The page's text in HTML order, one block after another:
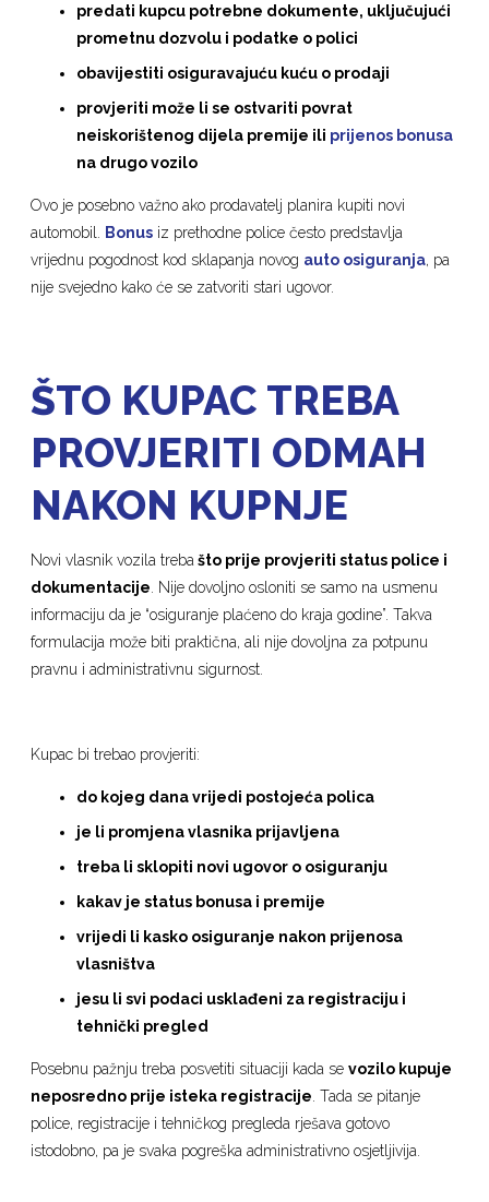
predati kupcu potrebne dokumente, uključujući
prometnu dozvolu i podatke o polici
obavijestiti osiguravajuću kuću o prodaji
provjeriti može li se ostvariti povrat
neiskorištenog dijela premije ili prijenos bonusa
na drugo vozilo
Ovo je posebno važno ako prodavatelj planira kupiti novi
automobil.
Bonus iz prethodne police često predstavlja
vrijednu pogodnost kod sklapanja novog auto osiguranja, pa
nije svejedno kako će se zatvoriti stari ugovor.
ŠTO KUPAC TREBA
PROVJERITI ODMAH
NAKON KUPNJE
Novi vlasnik vozila treba što prije provjeriti status police i
dokumentacije . Nije dovoljno osloniti se samo na usmenu
informaciju da je “osiguranje plaćeno do kraja godine”. Takva
formulacija može biti praktična, ali nije dovoljna za potpunu
pravnu i administrativnu sigurnost.
Kupac bi trebao provjeriti:
do kojeg dana vrijedi postojeća polica
je li promjena vlasnika prijavljena
treba li sklopiti novi ugovor o osiguranju
kakav je status bonusa i premije
vrijedi li kasko osiguranje nakon prijenosa
vlasništva
jesu li svi podaci usklađeni za registraciju i
tehnički pregled
Posebnu pažnju treba posvetiti situaciji kada sevozilo kupuje
neposredno prije isteka registracije . Tada se pitanje
police, registracije i tehničkog pregleda rješava gotovo
istodobno, pa je svaka pogreška administrativno osjetljivija.